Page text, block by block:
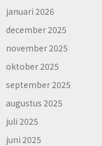
januari 2026
december 2025
november 2025
oktober 2025
september 2025
augustus 2025
juli 2025
juni 2025